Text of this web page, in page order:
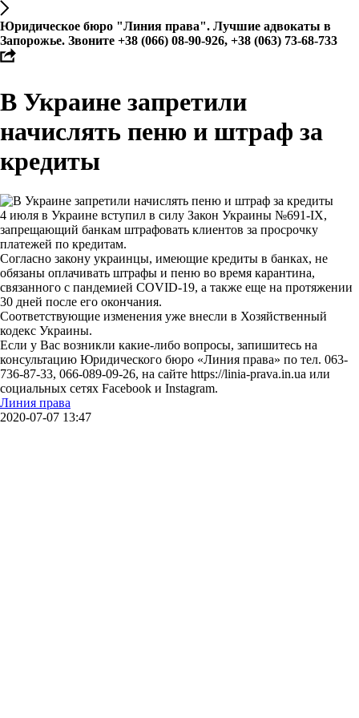
Юридическое бюро "Линия права". Лучшие адвокаты в
Запорожье. Звоните +38 (066) 08-90-926, +38 (063) 73-68-733
В Украине запретили
начислять пеню и штраф за
кредиты
4 июля в Украине вступил в силу Закон Украины №691-IX,
запрещающий банкам штрафовать клиентов за просрочку
платежей по кредитам.
Согласно закону украинцы, имеющие кредиты в банках, не
обязаны оплачивать штрафы и пеню во время карантина,
связанного с пандемией COVID-19, а также еще на протяжении
30 дней после его окончания.
Соответствующие изменения уже внесли в Хозяйственный
кодекс Украины.
Если у Вас возникли какие-либо вопросы, запишитесь на
консультацию Юридического бюро «Линия права» по тел. 063-
736-87-33, 066-089-09-26, на сайте https://linia-prava.in.ua или
социальных сетях Facebook и Іnstagram.
Линия права
2020-07-07 13:47